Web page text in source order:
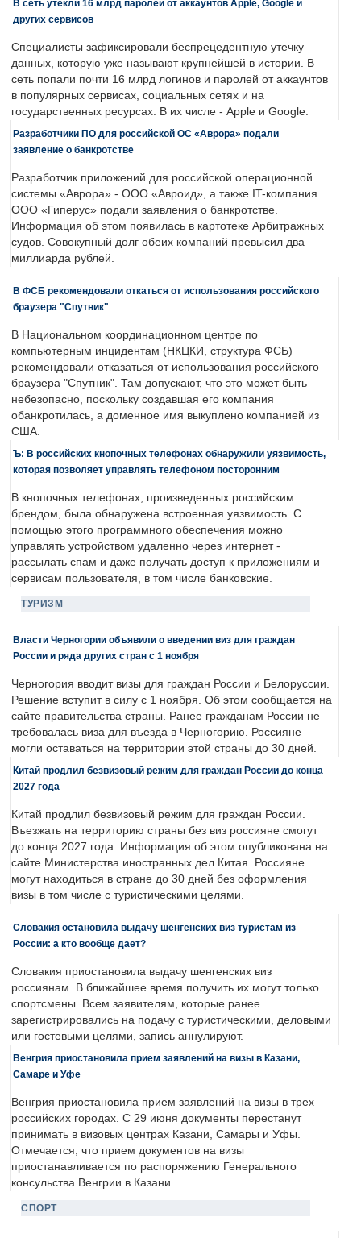
В сеть утекли 16 млрд паролей от аккаунтов Apple, Google и
других сервисов
Специалисты зафиксировали беспрецедентную утечку
данных, которую уже называют крупнейшей в истории. В
сеть попали почти 16 млрд логинов и паролей от аккаунтов
в популярных сервисах, социальных сетях и на
государственных ресурсах. В их числе - Apple и Google.
Разработчики ПО для российской ОС «Аврора» подали
заявление о банкротстве
Разработчик приложений для российской операционной
системы «Аврора» - ООО «Авроид», а также IT-компания
ООО «Гиперус» подали заявления о банкротстве.
Информация об этом появилась в картотеке Арбитражных
судов. Совокупный долг обеих компаний превысил два
миллиарда рублей.
В ФСБ рекомендовали откаться от использования российского
браузера "Спутник"
В Национальном координационном центре по
компьютерным инцидентам (НКЦКИ, структура ФСБ)
рекомендовали отказаться от использования российского
браузера "Спутник". Там допускают, что это может быть
небезопасно, поскольку создавшая его компания
обанкротилась, а доменное имя выкуплено компанией из
США.
Ъ: В российских кнопочных телефонах обнаружили уязвимость,
которая позволяет управлять телефоном посторонним
В кнопочных телефонах, произведенных российским
брендом, была обнаружена встроенная уязвимость. С
помощью этого программного обеспечения можно
управлять устройством удаленно через интернет -
рассылать спам и даже получать доступ к приложениям и
сервисам пользователя, в том числе банковские.
ТУРИЗМ
Власти Черногории объявили о введении виз для граждан
России и ряда других стран с 1 ноября
Черногория вводит визы для граждан России и Белоруссии.
Решение вступит в силу с 1 ноября. Об этом сообщается на
сайте правительства страны. Ранее гражданам России не
требовалась виза для въезда в Черногорию. Россияне
могли оставаться на территории этой страны до 30 дней.
Китай продлил безвизовый режим для граждан России до конца
2027 года
Китай продлил безвизовый режим для граждан России.
Въезжать на территорию страны без виз россияне смогут
до конца 2027 года. Информация об этом опубликована на
сайте Министерства иностранных дел Китая. Россияне
могут находиться в стране до 30 дней без оформления
визы в том числе с туристическими целями.
Словакия остановила выдачу шенгенских виз туристам из
России: а кто вообще дает?
Словакия приостановила выдачу шенгенских виз
россиянам. В ближайшее время получить их могут только
спортсмены. Всем заявителям, которые ранее
зарегистрировались на подачу с туристическими, деловыми
или гостевыми целями, запись аннулируют.
Венгрия приостановила прием заявлений на визы в Казани,
Самаре и Уфе
Венгрия приостановила прием заявлений на визы в трех
российских городах. С 29 июня документы перестанут
принимать в визовых центрах Казани, Самары и Уфы.
Отмечается, что прием документов на визы
приостанавливается по распоряжению Генерального
консульства Венгрии в Казани.
СПОРТ